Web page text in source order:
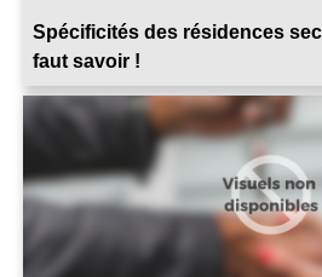
Spécificités des résidences
faut savoir !